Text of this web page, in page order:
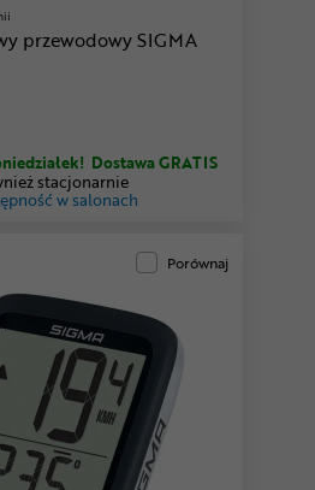
przewodowy SIGMA
Dostawa GRATIS
stacjonarnie
w salonach
Porównaj